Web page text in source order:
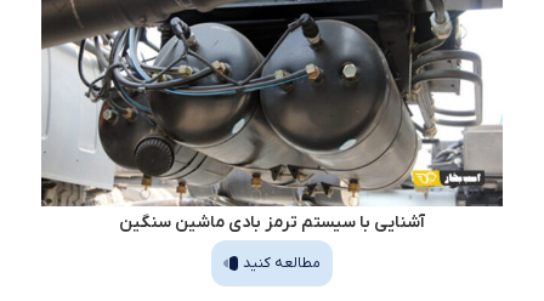
آشنایی با سیستم ترمز بادی ماشین سنگین
مطالعه کنید